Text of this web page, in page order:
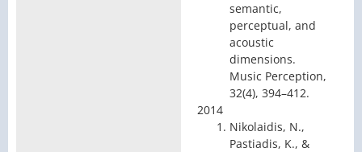
semantic,
perceptual, and
acoustic
dimensions.
Music Perception,
32(4), 394–412.
2014
Nikolaidis, N.,
Pastiadis, K., &